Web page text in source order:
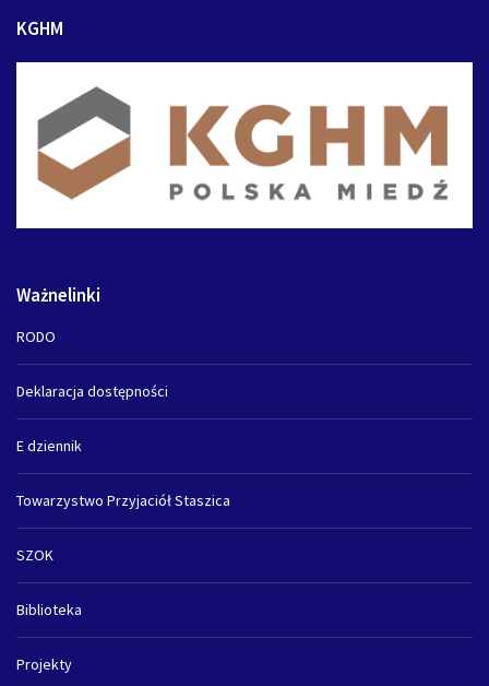
KGHM
Ważnelinki
RODO
Deklaracja dostępności
E dziennik
Towarzystwo Przyjaciół Staszica
SZOK
Biblioteka
Projekty